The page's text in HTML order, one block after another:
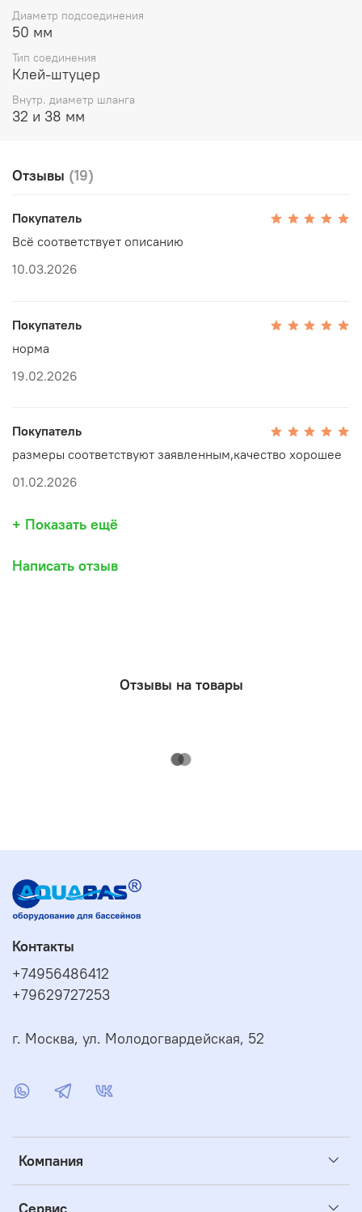
Диаметр подсоединения
50 мм
Тип соединения
Клей-штуцер
Внутр. диаметр шланга
32 и 38 мм
Отзывы (19)
Покупатель
Всё соответствует описанию
10.03.2026
Покупатель
норма
19.02.2026
Покупатель
размеры соответствуют заявленным,качество хорошее
01.02.2026
+ Показать ещё
Написать отзыв
Отзывы на товары
Компания
Контакты
+74956486412
+79629727253
г. Москва, ул. Молодогвардейская, 52